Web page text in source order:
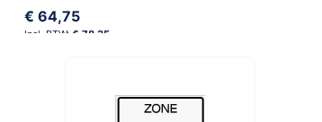
€ 64,75
€ 78,35